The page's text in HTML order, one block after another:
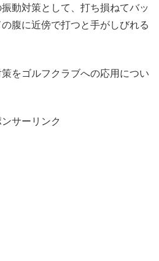
動対策として、打ち損ねてバッ
腹に近傍で打つと手がしびれる
をゴルフクラブへの応用につい
ンサーリンク